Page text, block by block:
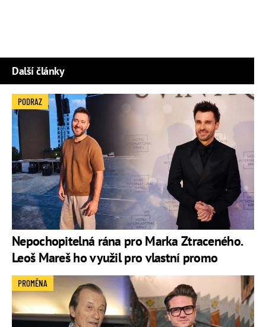
Další články
Nepochopitelná rána pro Marka Ztraceného.
Leoš Mareš ho využil pro vlastní promo
PODRAZ
PROMĚNA